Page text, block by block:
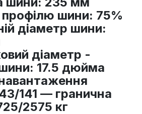
профілю шини: 75%
діаметр шини:
діаметр -
: 17.5 дюйма
141 — гранична
2575 кг